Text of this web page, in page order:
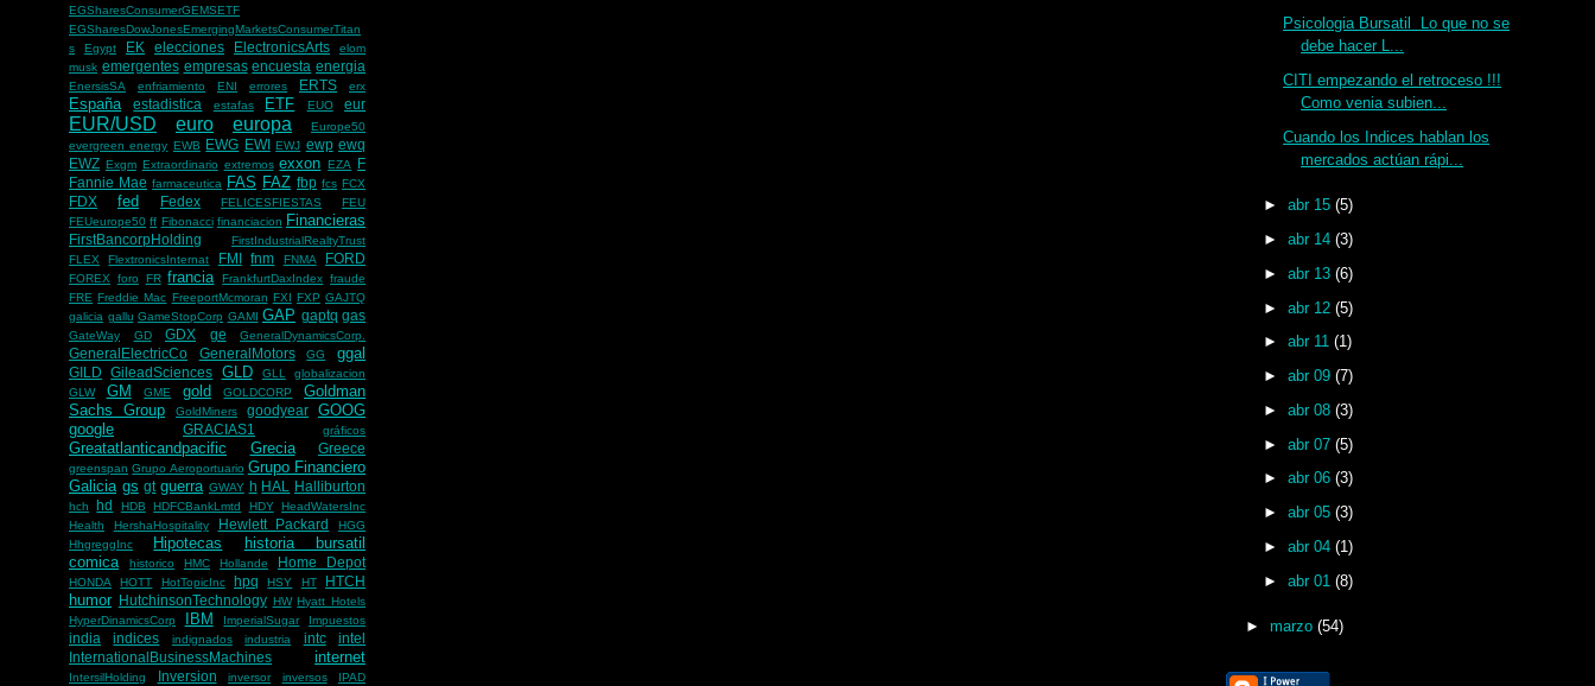
EGSharesConsumerGEMSETF
EGSharesDowJonesEmergingMarketsConsumerTitan
s
Egypt EK elecciones ElectronicsArts
elom
musk emergentes empresas encuesta energia
EnersisSA enfriamiento ENI errores ERTS erx
España estadistica estafas ETF EUO eur
EUR/USD euro europa
Europe50
evergreen energy EWB EWG EWI EWJ ewp ewq
EWZ Exgm Extraordinario extremos exxon EZA
F
Fannie Mae farmaceutica FAS FAZ fbp fcs FCX
FDX fed Fedex FELICESFIESTAS
FEU
FEUeurope50 ff Fibonacci financiacion Financieras
FirstBancorpHolding
FirstIndustrialRealtyTrust
FLEX
FlextronicsInternat FMI fnm FNMA FORD
FOREX foro FR francia FrankfurtDaxIndex fraude
FRE Freddie Mac FreeportMcmoran FXI FXP GAJTQ
galicia gallu GameStopCorp GAMI GAP gaptq gas
GateWay GD GDX ge GeneralDynamicsCorp.
GeneralElectricCo GeneralMotors GG ggal
GILD GileadSciences GLD GLL
globalizacion
GLW
GM GME gold GOLDCORP
Goldman
Sachs Group
GoldMiners goodyear
GOOG
google
GRACIAS1 gráficos
Greatatlanticandpacific Grecia Greece
greenspan Grupo Aeroportuario Grupo Financiero
Galicia gs gt guerra GWAY h HAL Halliburton
hch hd HDB HDFCBankLmtd HDY
HeadWatersInc
Health
HershaHospitality Hewlett Packard
HGG
HhgreggInc
Hipotecas
historia bursatil
comica
historico HMC Hollande Home Depot
HONDA HOTT HotTopicInc hpq HSY HT HTCH
humor HutchinsonTechnology HW Hyatt Hotels
HyperDinamicsCorp
IBM ImperialSugar Impuestos
india indices indignados industria intc
intel
InternationalBusinessMachines
internet
IntersilHolding Inversion inversor inversos
IPAD
Psicologia Bursatil Lo que no se
debe hacer L...
CITI empezando el retroceso !!!
Como venia subien...
Cuando los Indices hablan los
mercados actúan rápi...
►abr 15(5)
►abr 14(3)
►abr 13(6)
►abr 12(5)
►abr 11(1)
►abr 09(7)
►abr 08(3)
►abr 07(5)
►abr 06(3)
►abr 05(3)
►abr 04(1)
►abr 01(8)
► marzo (54)